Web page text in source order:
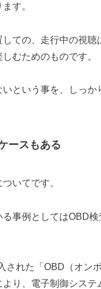
す。
ての、走行中の視聴
むためのものです。
という事を、しっか
ースもある
いてです。
事例としてはOBD
された「OBD（オン
より、電子制御システ